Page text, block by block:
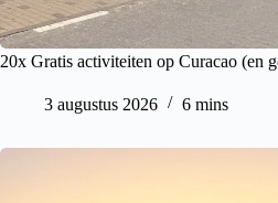
20x Gratis activiteiten op Curacao (en
3 augustus 2026 6 mins